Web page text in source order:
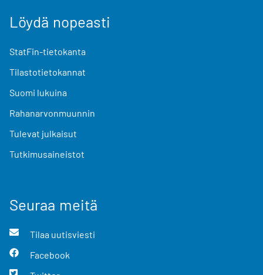
Löydä nopeasti
StatFin-tietokanta
Tilastotietokannat
Suomi lukuina
Rahanarvonmuunnin
Tulevat julkaisut
Tutkimusaineistot
Seuraa meitä
Tilaa uutisviesti
Facebook